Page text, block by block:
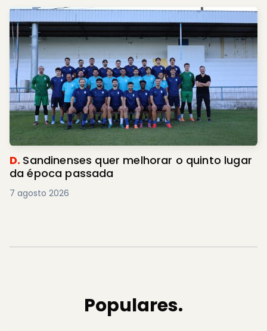
D. Sandinenses quer melhorar o quinto lugar
da época passada
7 agosto 2026
Populares.